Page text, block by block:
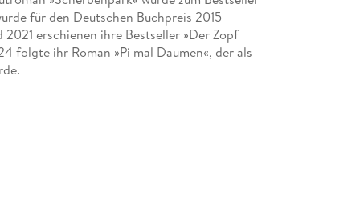
für den Deutschen Buchpreis 2015
erschienen ihre Bestseller »Der Zopf
folgte ihr Roman »Pi mal Daumen«, der als